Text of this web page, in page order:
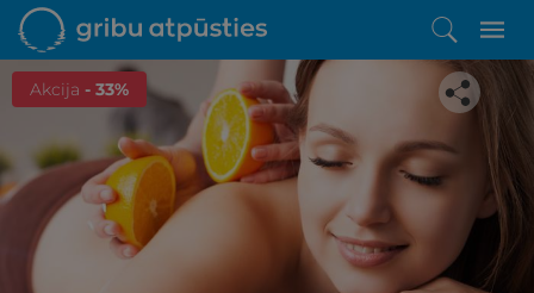
Akcija - 33%
Iepatikās šis piedāvājums?